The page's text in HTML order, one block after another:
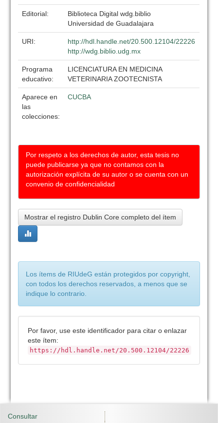
Editorial:
Biblioteca Digital wdg.biblio
Universidad de Guadalajara
URI:
http://hdl.handle.net/20.500.12104/22226
http://wdg.biblio.udg.mx
Programa
educativo:
LICENCIATURA EN MEDICINA
VETERINARIA ZOOTECNISTA
Aparece en
las
colecciones:
CUCBA
Por respeto a los derechos de autor, esta tesis no
puede publicarse ya que no contamos con la
autorización explícita de su autor o se cuenta con un
convenio de confidencialidad
Mostrar el registro Dublin Core completo del ítem
Los ítems de RIUdeG están protegidos por copyright,
con todos los derechos reservados, a menos que se
indique lo contrario.
Por favor, use este identificador para citar o enlazar
este ítem:
https://hdl.handle.net/20.500.12104/22226
Consultar